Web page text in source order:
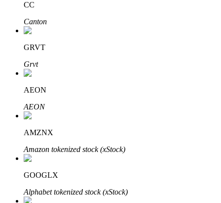
Aprender Staking
Obtenga más información sobre cómo obtener ingresos pasivos
Bitrue
Bitrue Partners
CC
Canton
GRVT
Grvt
AEON
AEON
AMZNX
Amazon tokenized stock (xStock)
GOOGLX
Alphabet tokenized stock (xStock)